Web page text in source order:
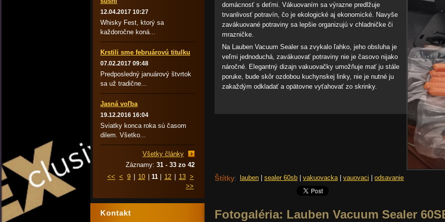
domácnosť s deťmi. Vákuovaním sa výrazne predlžuje
trvanlivosť potravín, čo je ekologické aj ekonomické. Navyše
zavákuované potraviny sa lepšie organizujú v chladničke či
mrazničke.
Na Lauben Vacuum Sealer sa zvykalo ľahko, jeho obsluha je
veľmi jednoduchá, zavákuovať potraviny nie je časovo nijako
náročné. Elegantný dizajn vakuovačky umožňuje mať ju stále
poruke, bude skôr ozdobou kuchynskej linky, nie je nutné ju
zakaždým odkladať a opätovne vyťahovať zo skrinky.
Štítky: lauben sealer 60sb vakuovacka vauovaci odsavanie
Fotogaléria: Lauben Vacuum Sealer
12.04.2017 10:27
Whisky Fest, ktorý sa
každoročne koná...
Krstili sme februárovú titulku
07.02.2017 09:48
Predposledný januárový štvrtok
sa už tradične...
Jasná voľba
19.12.2016 16:04
Sviatky konca roka sú časom
dilem. Všetko...
Všetky články
Záznamy: 31 - 33 zo 42
<< < 9 10 11 12 13 >
>>
Kontakt